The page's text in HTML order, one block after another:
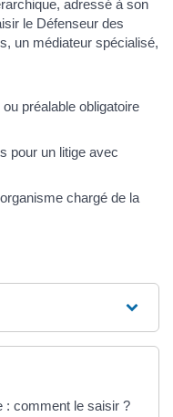
adressé à son
le Défenseur des
un médiateur spécialisé,
préalable obligatoire
pour un litige avec
chargé de la
: comment le saisir ?